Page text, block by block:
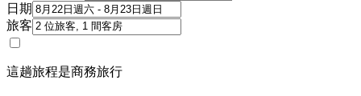
日期
旅客
這趟旅程是商務旅行